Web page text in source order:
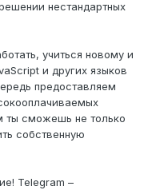
нестандартных
учиться новому и
и других языков
предоставляем
ты сможешь не только
собственную
Telegram –